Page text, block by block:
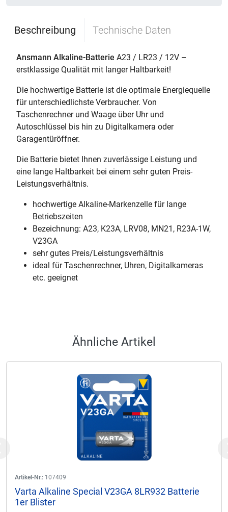
Beschreibung Technische Daten
Ansmann Alkaline-Batterie A23 / LR23 / 12V –
erstklassige Qualität mit langer Haltbarkeit!
Die hochwertige Batterie ist die optimale Energiequelle
für unterschiedlichste Verbraucher. Von
Taschenrechner und Waage über Uhr und
Autoschlüssel bis hin zu Digitalkamera oder
Garagentüröffner.
Die Batterie bietet Ihnen zuverlässige Leistung und
eine lange Haltbarkeit bei einem sehr guten Preis-
Leistungsverhältnis.
hochwertige Alkaline-Markenzelle für lange
Betriebszeiten
Bezeichnung: A23, K23A, LRV08, MN21, R23A-1W,
V23GA
sehr gutes Preis/Leistungsverhältnis
ideal für Taschenrechner, Uhren, Digitalkameras
etc. geeignet
Ähnliche Artikel
Artikel-Nr.: 107409
Varta Alkaline Special V23GA 8LR932 Batterie
1er Blister